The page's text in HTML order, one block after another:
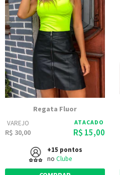
Regata Fluor
VAREJO
R$ 30,00
ATACADO
R$ 15,00
+15 pontos
no Clube